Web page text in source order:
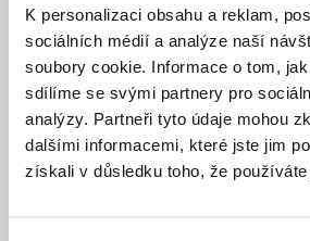
K personalizaci obsahu a reklam,
sociálních médií a analýze naší
soubory cookie. Informace o tom,
sdílíme se svými partnery pro
analýzy. Partneři tyto údaje mohou
dalšími informacemi, které jste jim
získali v důsledku toho, že